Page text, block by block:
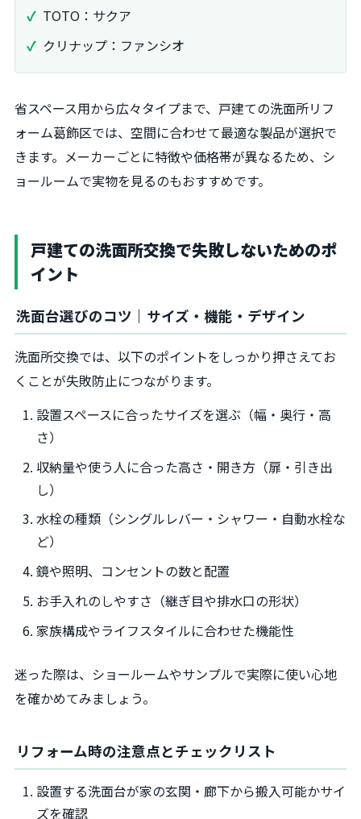
TOTO：サクア
クリナップ：ファンシオ
省スペース用から広々タイプまで、戸建ての洗面所リフ
ォーム葛飾区では、空間に合わせて最適な製品が選択で
きます。メーカーごとに特徴や価格帯が異なるため、シ
ョールームで実物を見るのもおすすめです。
戸建ての洗面所交換で失敗しないためのポ
イント
洗面台選びのコツ｜サイズ・機能・デザイン
洗面所交換では、以下のポイントをしっかり押さえてお
くことが失敗防止につながります。
設置スペースに合ったサイズを選ぶ（幅・奥行・高
さ）
収納量や使う人に合った高さ・開き方（扉・引き出
し）
水栓の種類（シングルレバー・シャワー・自動水栓な
ど）
鏡や照明、コンセントの数と配置
お手入れのしやすさ（継ぎ目や排水口の形状）
家族構成やライフスタイルに合わせた機能性
迷った際は、ショールームやサンプルで実際に使い心地
を確かめてみましょう。
リフォーム時の注意点とチェックリスト
設置する洗面台が家の玄関・廊下から搬入可能かサイ
ズを確認